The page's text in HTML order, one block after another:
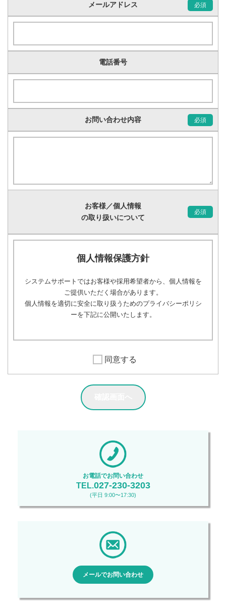
メールアドレス
電話番号
お問い合わせ内容
お客様／個人情報
の取り扱いについて
個人情報保護方針
システムサポートではお客様や採用希望者から、個人情報を
ご提供いただく場合があります。
個人情報を適切に安全に取り扱うためのプライバシーポリシ
ーを下記に公開いたします。
お客様と当社との連絡及び社会的慣習に基づくご通知･
当社事業に係る調査･分析･研究
採用希望者を識別するため、氏名、性別、生年月日な
どの情報を利用します。
ご応募に関するお問い合わせへの返答や、面接日時等
の連絡を行うために、電話番号、メールアドレス、住
所等の連絡手段の情報を利用します。
採用された際は、氏名又は個人を特定できる情報や職
また、上記の利用目的の達成のために個人情報の取扱い
を第三者に委託することがあります。 その場合には委託
先に対して適切な監督を行い、個人情報保護の水準を担
同意する
お電話でお問い合わせ
TEL.027-230-3203
(平日 9:00〜17:30)
メールでお問い合わせ